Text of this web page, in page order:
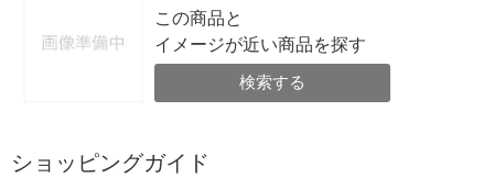
この商品と
イメージが近い商品を探す
検索する
ショッピングガイド